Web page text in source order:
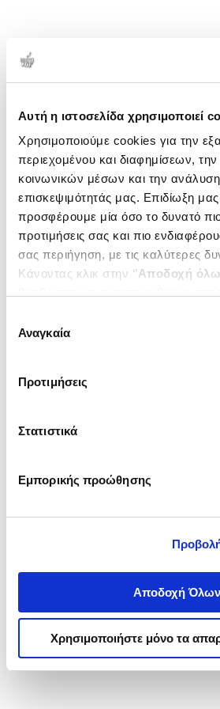
Αυτή η ιστοσελίδα χρησιμοποιεί
Χρησιμοποιούμε cookies για την
περιεχομένου και διαφημίσεων,
κοινωνικών μέσων και την
επισκεψιμότητάς μας. Επιδίωξη μας
προσφέρουμε μία όσο το δυνατό πιο
προτιμήσεις σας και πιο
σας περιήγηση, με τις καλύτερες
Κάνοντας κλικ στην ‘’Αποδοχή
ενδιαφέρουν και να επιλέξετε από
΄΄και να
συγκατάθεσης
Αναγκαία
Προτιμήσεις
Στατιστικά
Εμπορικής προώθησης
Αποδοχή Όλων
Χρησιμοποιήστε μόνο τα